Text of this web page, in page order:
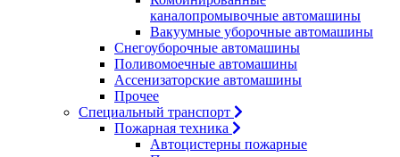
каналопромывочные автомашины
Вакуумные уборочные автомашины
Снегоуборочные автомашины
Поливомоечные автомашины
Ассенизаторские автомашины
Прочее
Специальный транспорт
Пожарная техника
Автоцистерны пожарные